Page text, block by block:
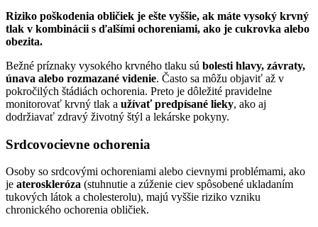
Riziko poškodenia obličiek je ešte vyššie, ak máte vysoký krvný
tlak v kombinácii s ďalšími ochoreniami, ako je cukrovka alebo
obezita.
Bežné príznaky vysokého krvného tlaku sú bolesti hlavy, závraty,
únava alebo rozmazané videnie. Často sa môžu objaviť až v
pokročilých štádiách ochorenia. Preto je dôležité pravidelne
monitorovať krvný tlak a užívať predpísané lieky, ako aj
dodržiavať zdravý životný štýl a lekárske pokyny.
Srdcovocievne ochorenia
Osoby so srdcovými ochoreniami alebo cievnymi problémami, ako
je ateroskleróza (stuhnutie a zúženie ciev spôsobené ukladaním
tukových látok a cholesterolu), majú vyššie riziko vzniku
chronického ochorenia obličiek.